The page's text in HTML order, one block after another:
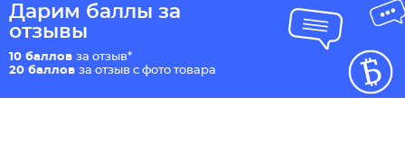
Дарим баллы за
отзывы
10 баллов за отзыв*
20 баллов за отзыв с фото товара